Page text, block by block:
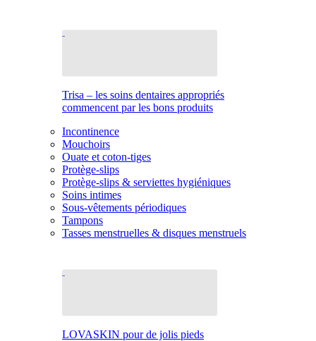
Trisa – les soins dentaires appropriés
commencent par les bons produits
Incontinence
Mouchoirs
Ouate et coton-tiges
Protège-slips
Protège-slips & serviettes hygiéniques
Soins intimes
Sous-vêtements périodiques
Tampons
Tasses menstruelles & disques menstruels
LOVASKIN pour de jolis pieds